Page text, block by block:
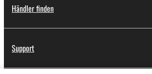
Händler finden
Support